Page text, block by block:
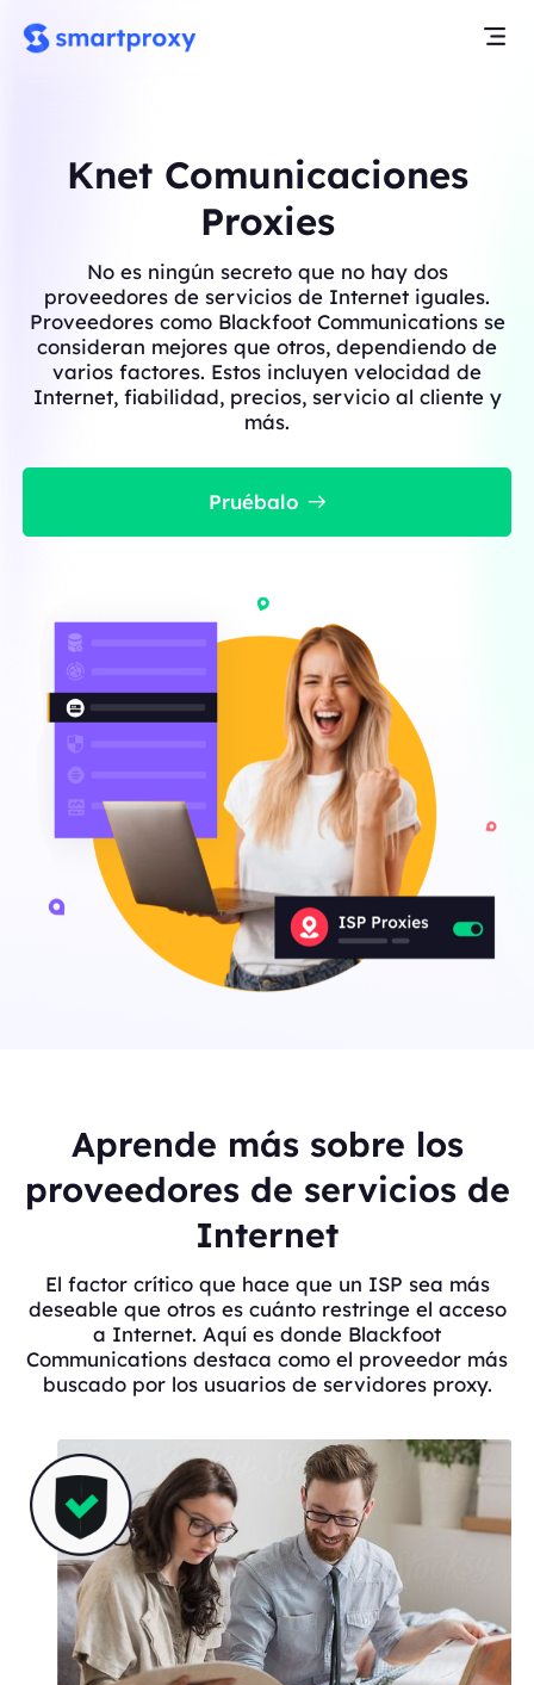
Knet Comunicaciones
Proxies
No es ningún secreto que no hay dos
proveedores de servicios de Internet iguales.
Proveedores como Blackfoot Communications se
consideran mejores que otros, dependiendo de
varios factores. Estos incluyen velocidad de
Internet, fiabilidad, precios, servicio al cliente y
más.
Pruébalo
Aprende más sobre los
proveedores de servicios de
Internet
El factor crítico que hace que un ISP sea más
deseable que otros es cuánto restringe el acceso
a Internet. Aquí es donde Blackfoot
Communications destaca como el proveedor más
buscado por los usuarios de servidores proxy.